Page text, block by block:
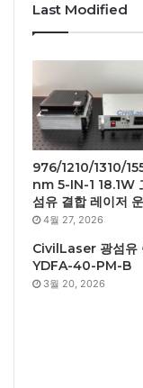
Last Modified
976/1210/1310/
nm 5-IN-1 18.1W
섬유 결합 레이저
4월 27, 2026
CivilLaser 광섬유
YDFA-40-PM-B
3월 20, 2026